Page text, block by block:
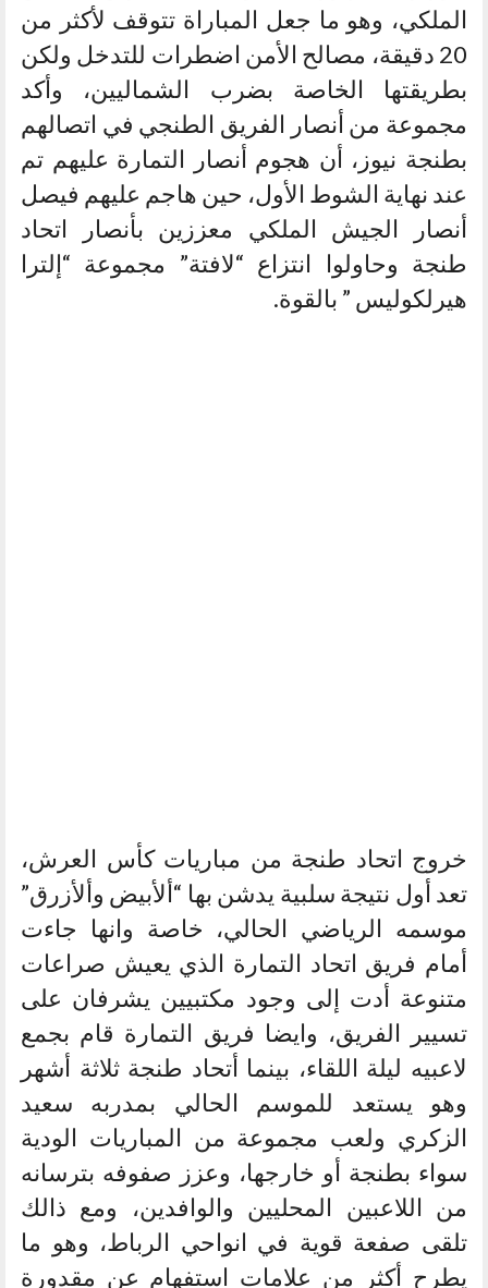
الملكي، وهو ما جعل المباراة تتوقف لأكثر من
20 دقيقة، مصالح الأمن اضطرات للتدخل ولكن
بطريقتها الخاصة بضرب الشماليين، وأكد
مجموعة من أنصار الفريق الطنجي في اتصالهم
بطنجة نيوز، أن هجوم أنصار التمارة عليهم تم
عند نهاية الشوط الأول، حين هاجم عليهم فيصل
أنصار الجيش الملكي معززين بأنصار اتحاد
طنجة وحاولوا انتزاع “لافتة” مجموعة “إلترا
هيرلكوليس ” بالقوة.
خروج اتحاد طنجة من مباريات كأس العرش،
تعد أول نتيجة سلبية يدشن بها “ألأبيض وألأزرق”
موسمه الرياضي الحالي، خاصة وانها جاءت
أمام فريق اتحاد التمارة الذي يعيش صراعات
متنوعة أدت إلى وجود مكتبيين يشرفان على
تسيير الفريق، وايضا فريق التمارة قام بجمع
لاعبيه ليلة اللقاء، بينما أتحاد طنجة ثلاثة أشهر
وهو يستعد للموسم الحالي بمدربه سعيد
الزكري ولعب مجموعة من المباريات الودية
سواء بطنجة أو خارجها، وعزز صفوفه بترسانه
من اللاعبين المحليين والوافدين، ومع ذالك
تلقى صفعة قوية في انواحي الرباط، وهو ما
يطرح أكثر من علامات استفهام عن مقدورة